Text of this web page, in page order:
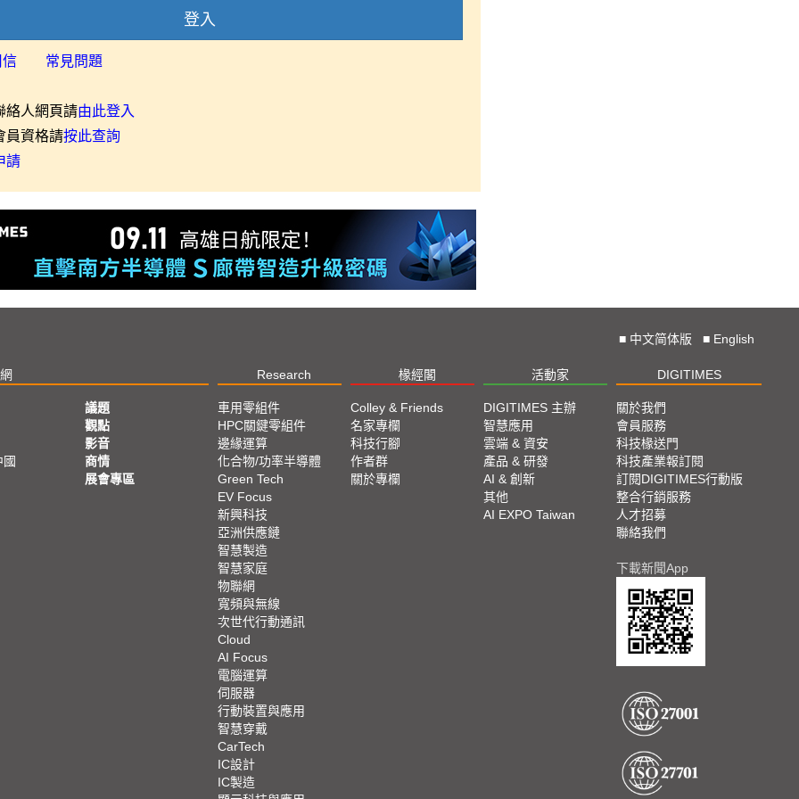
登入
信 常見問題
人網頁請由此登入
資格請按此查詢
請
■ 中文简体版 ■ English
Research 椽經閣 活動家 DIGITIMES
議題
觀點
影音
商情
展會專區
車用零組件
HPC關鍵零組件
邊緣運算
化合物/功率半導體
Green Tech
EV Focus
新興科技
亞洲供應鏈
智慧製造
智慧家庭
物聯網
寬頻與無線
次世代行動通訊
Cloud
AI Focus
電腦運算
伺服器
行動裝置與應用
智慧穿戴
CarTech
IC設計
IC製造
Colley & Friends
名家專欄
科技行腳
作者群
關於專欄
DIGITIMES 主辦
智慧應用
雲端 & 資安
產品 & 研發
AI & 創新
其他
AI EXPO Taiwan
關於我們
會員服務
科技椽送門
科技產業報訂閱
訂閱DIGITIMES行動版
整合行銷服務
人才招募
聯絡我們
下載新聞App